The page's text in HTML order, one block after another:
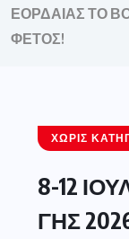
ΕΟΡΔΑΙΑΣ ΤΟ
ΦΕΤΟΣ!
ΧΩΡΊΣ
8-12
ΓΗΣ